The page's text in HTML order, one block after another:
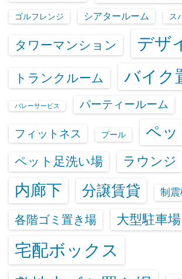
ゴルフレンジ シアタールーム ス
タワーマンション デザ
トランクルーム バイク
バレーサービス パーティールーム
フィットネス プール ペッ
ペット足洗い場 ラウンジ
内廊下 分譲賃貸 制
各階ゴミ置き場 大型駐車場
宅配ボックス